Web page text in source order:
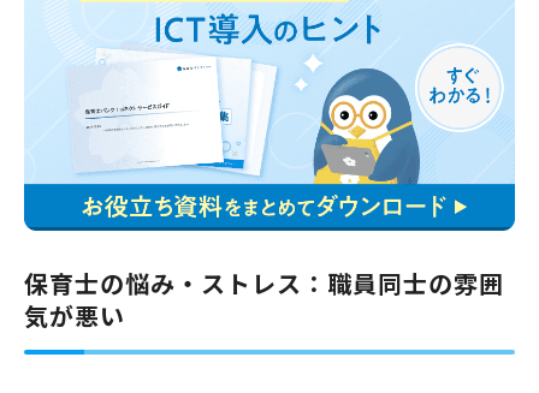
保育士の悩み・ストレス：職員同士の雰囲
気が悪い